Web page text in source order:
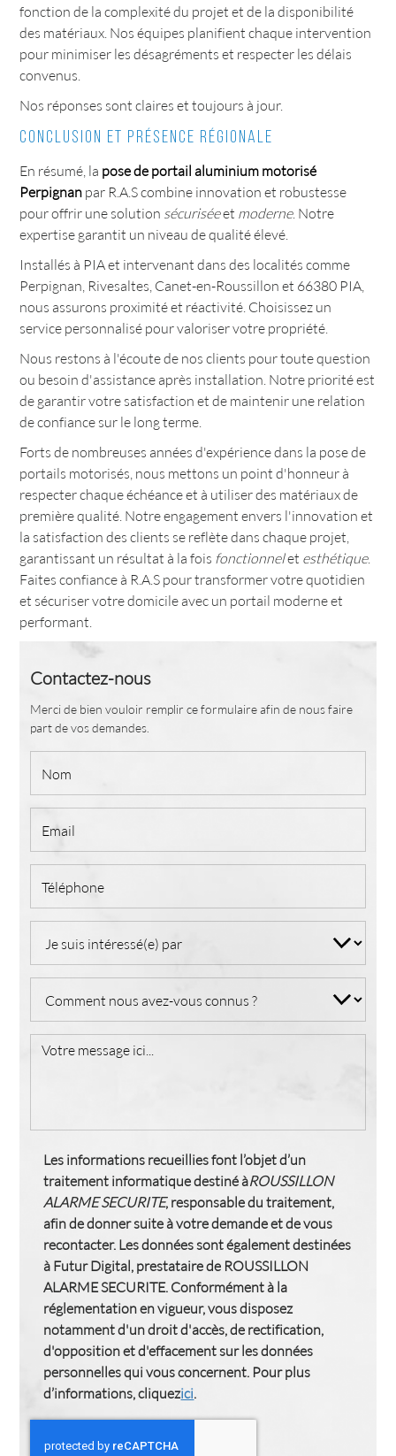
fonction de la complexité du projet et de la disponibilité
des matériaux. Nos équipes planifient chaque intervention
pour minimiser les désagréments et respecter les délais
convenus.
Nos réponses sont claires et toujours à jour.
Conclusion et présence régionale
En résumé, la pose de portail aluminium motorisé
Perpignan par R.A.S combine innovation et robustesse
pour offrir une solution sécuriséeet moderne. Notre
expertise garantit un niveau de qualité élevé.
Installés à PIA et intervenant dans des localités comme
Perpignan, Rivesaltes, Canet-en-Roussillon et 66380 PIA,
nous assurons proximité et réactivité. Choisissez un
service personnalisé pour valoriser votre propriété.
Nous restons à l'écoute de nos clients pour toute question
ou besoin d'assistance après installation. Notre priorité est
de garantir votre satisfaction et de maintenir une relation
de confiance sur le long terme.
Forts de nombreuses années d'expérience dans la pose de
portails motorisés, nous mettons un point d'honneur à
respecter chaque échéance et à utiliser des matériaux de
première qualité. Notre engagement envers l'innovation et
la satisfaction des clients se reflète dans chaque projet,
garantissant un résultat à la fois fonctionnelet esthétique.
Faites confiance à R.A.S pour transformer votre quotidien
et sécuriser votre domicile avec un portail moderne et
performant.
Contactez-nous
Merci de bien vouloir remplir ce formulaire afin de nous faire
part de vos demandes.
Les informations recueillies font l’objet d’un
traitement informatique destiné àROUSSILLON
ALARME SECURITE, responsable du traitement,
afin de donner suite à votre demande et de vous
recontacter. Les données sont également destinées
à Futur Digital, prestataire de ROUSSILLON
ALARME SECURITE. Conformément à la
réglementation en vigueur, vous disposez
notamment d'un droit d'accès, de rectification,
d'opposition et d'effacement sur les données
personnelles qui vous concernent. Pour plus
d’informations, cliquezici.